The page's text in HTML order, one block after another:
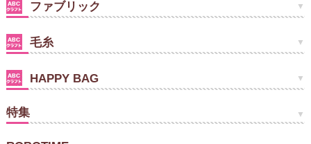
ファブリック
毛糸
HAPPY BAG
特集